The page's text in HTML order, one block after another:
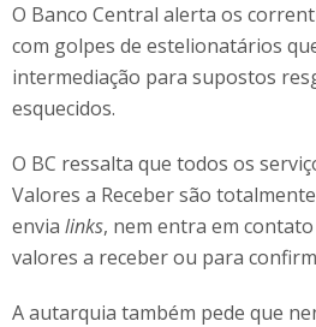
O Banco Central alerta os
com golpes de estelionatários
intermediação para supostos
esquecidos.
O BC ressalta que todos os
Valores a Receber são
envia links, nem entra em
valores a receber ou para
A autarquia também pede que